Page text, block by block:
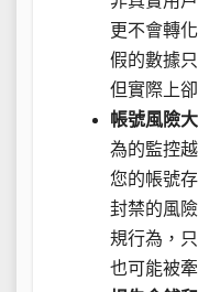
更不會轉
假的數據
但實際上
帳號風險
為的監控
您的帳號
封禁的風
規行為，
也可能被牽